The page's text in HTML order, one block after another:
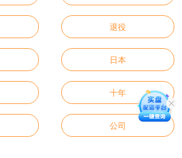
退役
日本
十年
公司